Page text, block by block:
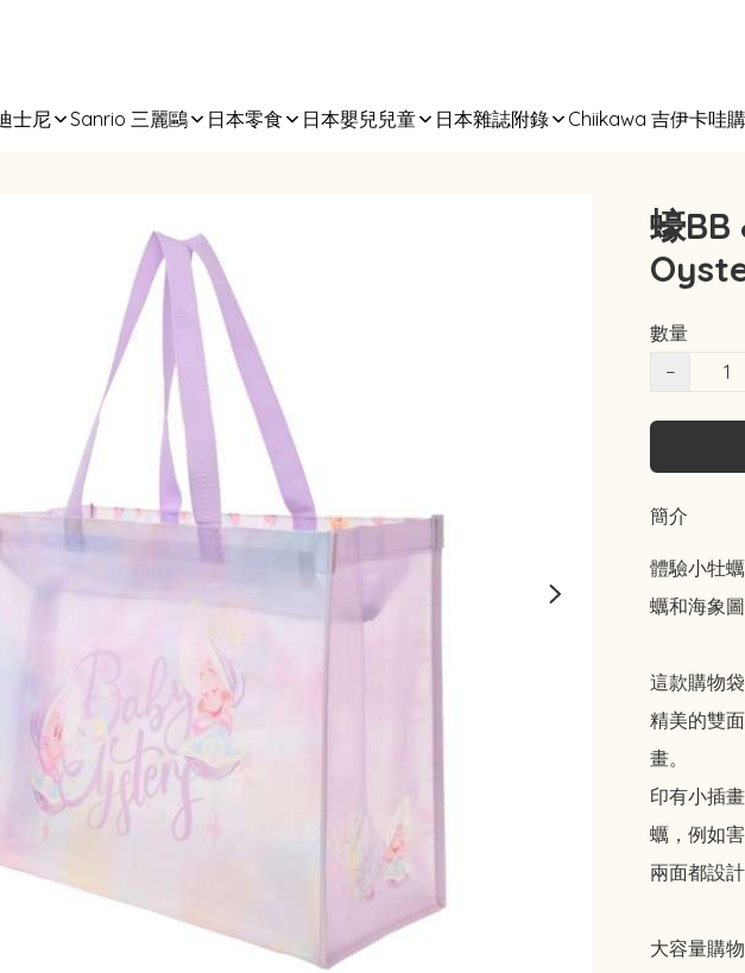
士尼 Sanrio 三麗鷗 日本零食 日本嬰兒兒童 日本雜誌附錄 Chiikawa 吉伊卡哇
蠔BB
數量
−
簡介
體驗小牡
蠣和海象
這款購物
精美的雙
畫。
印有小插
蠣，例如
兩面都設
大容量購